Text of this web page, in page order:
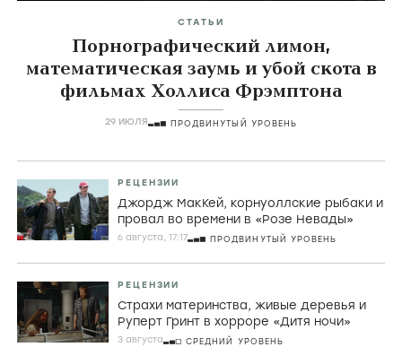
СТАТЬИ
Порнографический лимон,
математическая заумь и убой скота в
фильмах Холлиса Фрэмптона
29 ИЮЛЯ ПРОДВИНУТЫЙ УРОВЕНЬ
РЕЦЕНЗИИ
Джордж МакКей, корнуоллские рыбаки и
провал во времени в «Розе Невады»
6 августа, 17:17 ПРОДВИНУТЫЙ УРОВЕНЬ
РЕЦЕНЗИИ
Страхи материнства, живые деревья и
Руперт Гринт в хорроре «Дитя ночи»
3 августа СРЕДНИЙ УРОВЕНЬ